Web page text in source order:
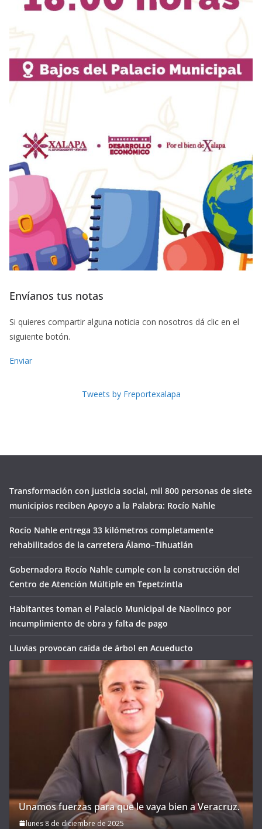
Envíanos tus notas
Si quieres compartir alguna noticia con nosotros dá clic en el
siguiente botón.
Enviar
Tweets by Freportexalapa
Transformación con justicia social, mil 800 personas de siete
municipios reciben Apoyo a la Palabra: Rocío Nahle
Rocío Nahle entrega 33 kilómetros completamente
rehabilitados de la carretera Álamo–Tihuatlán
Gobernadora Rocío Nahle cumple con la construcción del
Centro de Atención Múltiple en Tepetzintla
Habitantes toman el Palacio Municipal de Naolinco por
incumplimiento de obra y falta de pago
Lluvias provocan caída de árbol en Acueducto
Unamos fuerzas para que le vaya bien a Veracruz.
lunes 8 de diciembre de 2025